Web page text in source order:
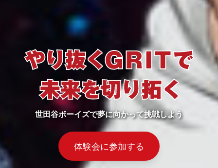
世田谷ボーイズで夢に向かって挑戦しよう
体験会に参加する